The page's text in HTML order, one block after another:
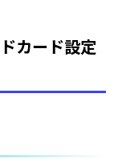
カード設定